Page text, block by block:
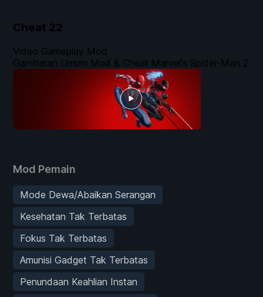
Cheat 22
Mod Pemain
Mode Dewa/Abaikan Serangan
Kesehatan Tak Terbatas
Fokus Tak Terbatas
Amunisi Gadget Tak Terbatas
Penundaan Keahlian Instan
Video Gameplay Mod
Gambaran Umum Mod & Cheat Marvel's Spider-Man 2